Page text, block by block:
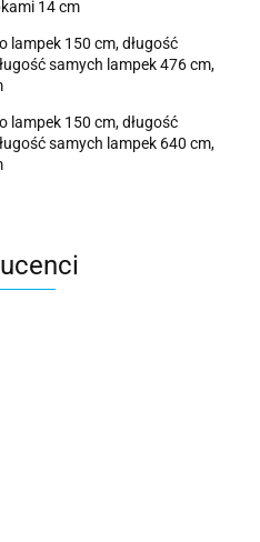
14 cm
lampek 150 cm, długość
samych lampek 476 cm,
lampek 150 cm, długość
samych lampek 640 cm,